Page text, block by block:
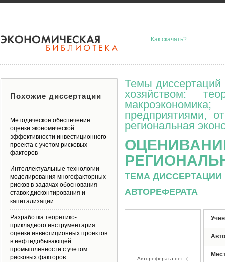
Как скачать?
Темы диссертаций
хозяйством:
предприятиями,
региональная
ТЕМА
АВТОРЕФЕРАТА
Автореферата нет :(
Похожие диссертации
Методическое обеспечение
оценки экономической
эффективности инвестиционного
проекта с учетом рисковых
факторов
Интеллектуальные технологии
моделирования многофакторных
рисков в задачах обоснования
ставок дисконтирования и
капитализации
Разработка теоретико-
прикладного инструментария
оценки инвестиционных проектов
в нефтедобывающей
промышленности с учетом
рисковых факторов